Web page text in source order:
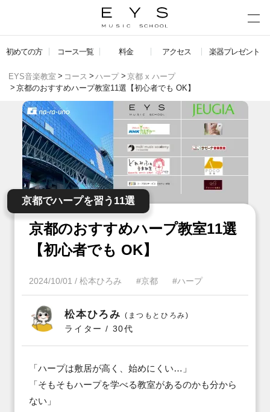
初めての方 コース一覧 料金 アクセス 楽器プレゼント
EYS音楽教室 コース ハープ
京都 x ハープ
京都のおすすめハープ教室11選【初心者でも OK】
京都のおすすめハープ教室11選
【初心者でも OK】
京都でハープを習う11選
2024/10/01 / 松本ひろみ #京都 #ハープ
松本ひろみ(まつもとひろみ)
ライター / 30代
「ハープは敷居が高く、始めにくい…」
「そもそもハープを学べる教室があるのかも分から
ない」